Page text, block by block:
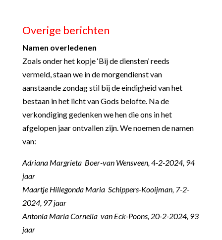
Overige berichten
Namen overledenen
Zoals onder het kopje ‘Bij de diensten’ reeds
vermeld, staan we in de morgendienst van
aanstaande zondag stil bij de eindigheid van het
bestaan in het licht van Gods belofte. Na de
verkondiging gedenken we hen die ons in het
afgelopen jaar ontvallen zijn. We noemen de namen
van:
Adriana Margrieta Boer-van Wensveen, 4-2-2024, 94
jaar
Maartje Hillegonda Maria Schippers-Kooijman, 7-2-
2024, 97 jaar
Antonia Maria Cornelia van Eck-Poons, 20-2-2024, 93
jaar